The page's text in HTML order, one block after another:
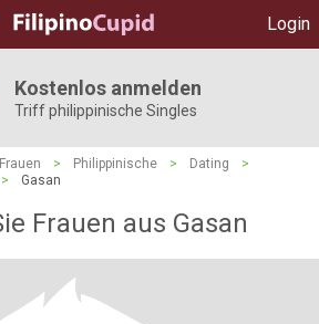
Login
Kostenlos anmelden
Triff philippinische Singles
Frauen > Philippinische > Dating
>
> Gasan
Frauen aus Gasan